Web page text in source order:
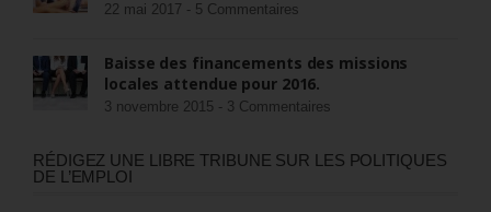
22 mai 2017 - 5 Commentaires
Baisse des financements des missions
locales attendue pour 2016.
3 novembre 2015 - 3 Commentaires
RÉDIGEZ UNE LIBRE TRIBUNE SUR LES POLITIQUES
DE L’EMPLOI